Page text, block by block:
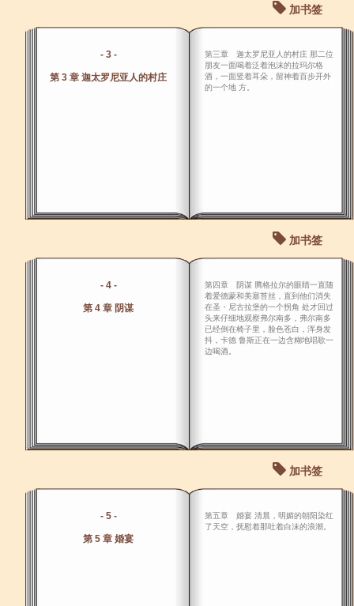
加书签
- 3 -
第 3 章 迦太罗尼亚人的村庄
第三章 迦太罗尼亚人的村庄 那二位
朋友一面喝着泛着泡沫的拉玛尔格
酒，一面竖着耳朵，留神着百步开外
的一个地 方。
加书签
- 4 -
第 4 章 阴谋
第四章 阴谋 腾格拉尔的眼睛一直随
着爱德蒙和美塞苔丝，直到他们消失
在圣・尼古拉堡的一个拐角 处才回过
头来仔细地观察弗尔南多，弗尔南多
已经倒在椅子里，脸色苍白，浑身发
抖，卡德 鲁斯正在一边含糊地唱歌一
边喝酒。
加书签
- 5 -
第 5 章 婚宴
第五章 婚宴 清晨，明媚的朝阳染红
了天空，抚慰着那吐着白沫的浪潮。